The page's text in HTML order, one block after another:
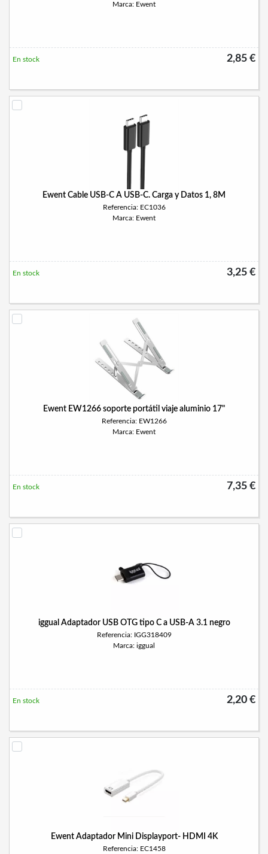
Marca: Ewent
2,85 €
En stock
Ewent Cable USB-C A USB-C. Carga y Datos 1, 8M
Referencia: EC1036
Marca: Ewent
3,25 €
En stock
Ewent EW1266 soporte portátil viaje aluminio 17"
Referencia: EW1266
Marca: Ewent
7,35 €
En stock
iggual Adaptador USB OTG tipo C a USB-A 3.1 negro
Referencia: IGG318409
Marca: iggual
2,20 €
En stock
Ewent Adaptador Mini Displayport- HDMI 4K
Referencia: EC1458